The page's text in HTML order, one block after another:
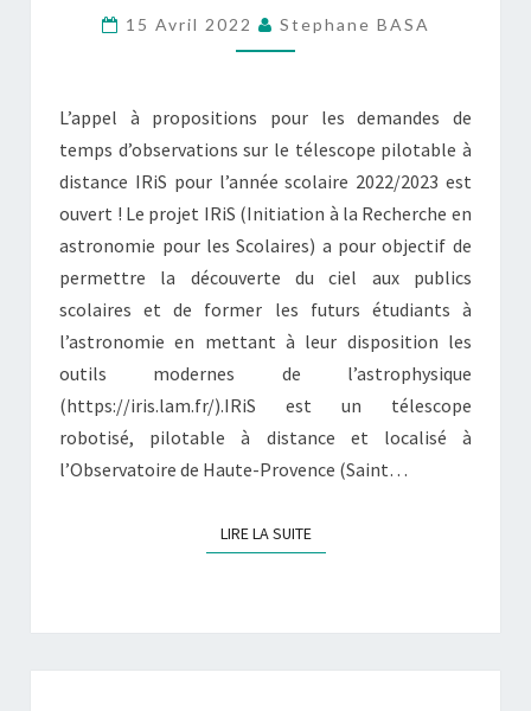
–
TÉLESCOPE
15 Avril 2022 Stephane BASA
L’appel à propositions pour les demandes de
temps d’observations sur le télescope pilotable à
distance IRiS pour l’année scolaire 2022/2023 est
ouvert ! Le projet IRiS (Initiation à la Recherche en
astronomie pour les Scolaires) a pour objectif de
permettre la découverte du ciel aux publics
scolaires et de former les futurs étudiants à
l’astronomie en mettant à leur disposition les
outils modernes de l’astrophysique
(https://iris.lam.fr/).IRiS est un télescope
robotisé, pilotable à distance et localisé à
l’Observatoire de Haute-Provence (Saint…
LIRE LA SUITELIRE LA SUITE